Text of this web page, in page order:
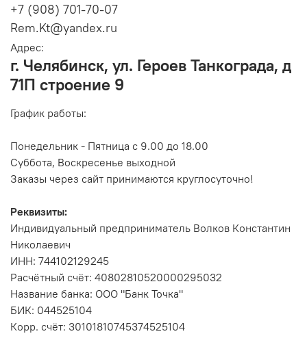
+7 (908) 701-70-07
Rem.Kt@yandex.ru
Адрес:
г. Челябинск, ул. Героев Танкограда, д
71П строение 9
График работы:
Понедельник - Пятница с 9.00 до 18.00
Суббота, Воскресенье выходной
Заказы через сайт принимаются круглосуточно!
Реквизиты:
Индивидуальный предприниматель Волков Константин
Николаевич
ИНН: 744102129245
Расчётный счёт: 40802810520000295032
Название банка: ООО "Банк Точка"
БИК: 044525104
Корр. счёт: 30101810745374525104